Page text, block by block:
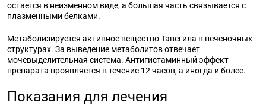
остается в неизменном виде, а большая часть связывается с
плазменными белками.
Метаболизируется активное вещество Тавегила в печеночных
структурах. За выведение метаболитов отвечает
мочевыделительная система. Антигистаминный эффект
препарата проявляется в течение 12 часов, а иногда и более.
Показания для лечения